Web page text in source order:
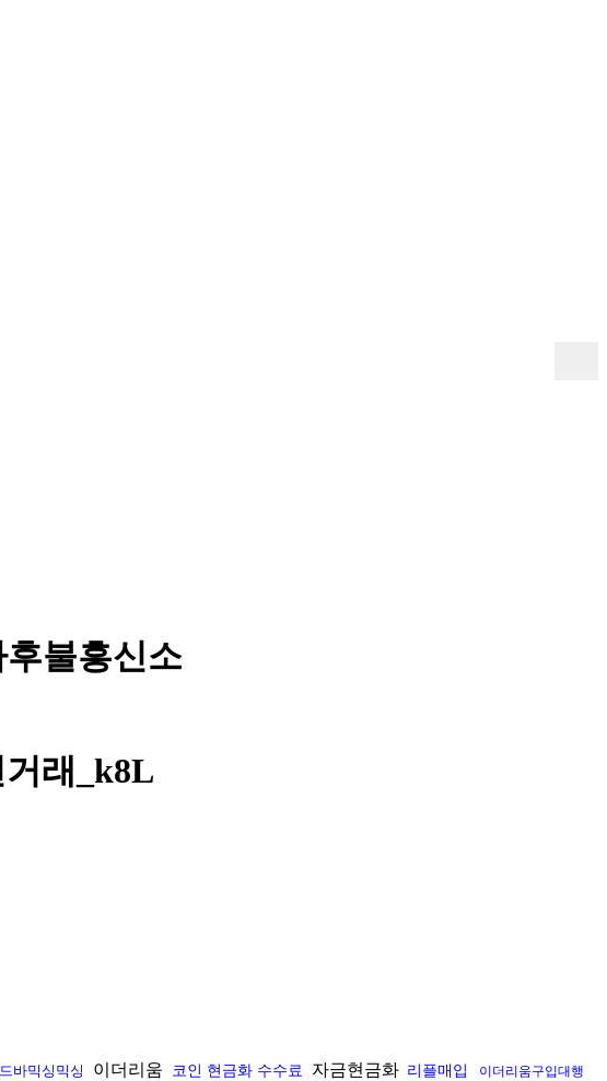
불흥신소
래_k8L
바믹싱믹싱 이더리움 코인 현금화 수수료 자금현금화 리플매입 이더리움구입대행